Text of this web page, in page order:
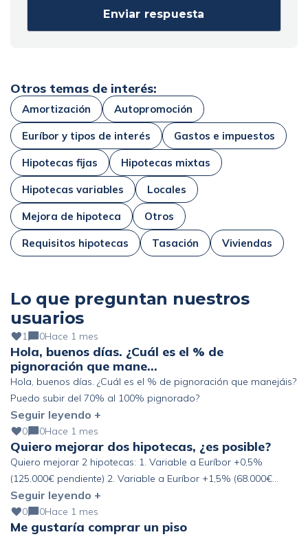
Otros temas de interés:
Amortización Autopromoción
Euríbor y tipos de interés Gastos e impuestos
Hipotecas fijas Hipotecas mixtas
Hipotecas variables Locales
Mejora de hipoteca Otros
Requisitos hipotecas Tasación Viviendas
Lo que preguntan nuestros
usuarios
1 0Hace 1 mes
Hola, buenos días. ¿Cuál es el % de
pignoración que mane…
Hola, buenos días. ¿Cuál es el % de pignoración que manejáis?
Puedo subir del 70% al 100% pignorado?
Seguir leyendo +
0 0Hace 1 mes
Quiero mejorar dos hipotecas, ¿es posible?
Quiero mejorar 2 hipotecas: 1. Variable a Euríbor +0,5%
(125.000€ pendiente) 2. Variable a Euríbor +1,5% (68.000€
pendiente) Altos ingresos y ahorro, pero fuera de España. ¿Se
podría mejorar?
Seguir leyendo +
0 0Hace 1 mes
Me gustaría comprar un piso